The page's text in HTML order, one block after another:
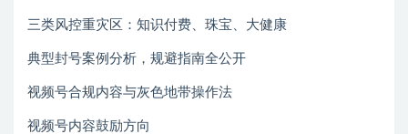
三类风控重灾区：知识付费、珠宝、大健康
典型封号案例分析，规避指南全公开
视频号合规内容与灰色地带操作法
视频号内容鼓励方向